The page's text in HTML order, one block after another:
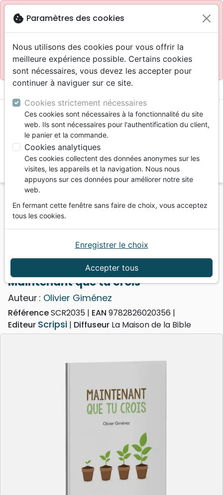
blockSite réservé aux professionnels
Accès pour les professionnels : Se connecter
Site pour le grand public : La Maison de la Bible
menu
Vous ne pouvez pas créer de nouvelle commande
depuis votre pays (United States).
Formation
Maintenant que tu crois
Maintenant que tu crois
Auteur : Olivier Giménez
RéférenceSCR2035 EAN 9782826020356
Editeur Scripsi Diffuseur La Maison de la Bible
cookie Paramètres des cookies
Nous utilisons des cookies pour vous offrir la
meilleure expérience possible. Certains cookies
sont nécessaires, vous devez les accepter pour
continuer à naviguer sur ce site.
Cookies strictement nécessaires
Ces cookies sont nécessaires à la fonctionnalité du site
web. Ils sont nécessaires pour l'authentification du client,
le panier et la commande.
Cookies analytiques
Ces cookies collectent des données anonymes sur les
visites, les appareils et la navigation. Nous nous
appuyons sur ces données pour améliorer notre site
web.
En fermant cette fenêtre sans faire de choix, vous acceptez
tous les cookies.
Accepter tous
Enregistrer le choix